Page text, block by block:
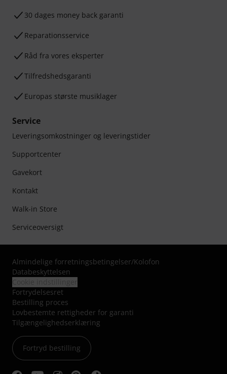
30 dages money back garanti
Reparationsservice
Råd fra vores eksperter
Tilfredshedsgaranti
Europas største musiklager
Service
Leveringsomkostninger og leveringstider
Supportcenter
Gavekort
Kontakt
Walk-in Store
Serviceoversigt
Almindelige forretningsbetingelser/Kolofon
Databeskyttelsen
Fortrydelsesret
Bestilling proces
Lovbestemte rettigheder for garanti
Tilgængelighedserklæring
Fortryd bestilling